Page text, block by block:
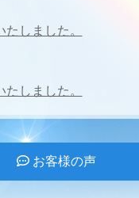
しました。
しました。
お客様の声